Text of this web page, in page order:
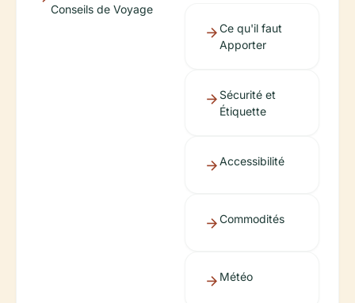
Conseils de Voyage
Ce qu'il faut
Apporter
Sécurité et
Étiquette
Accessibilité
Commodités
Météo